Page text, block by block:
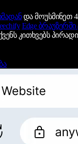
და მოუსმინეთ
Edge ბრაუზერში
კითხვებს